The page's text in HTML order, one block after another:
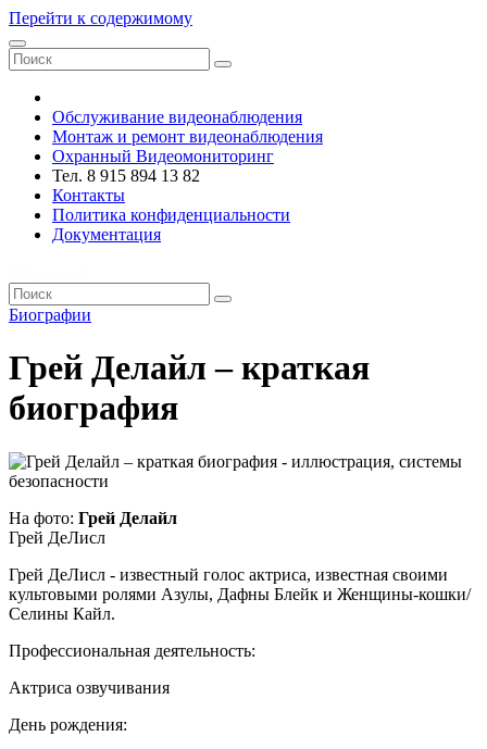
Перейти к содержимому
Обслуживание видеонаблюдения
Монтаж и ремонт видеонаблюдения
Охранный Видеомониторинг
Тел. 8 915 894 13 82
Контакты
Политика конфиденциальности
Документация
Биографии
Грей Делайл – краткая
биография
На фото: Грей Делайл
Грей ДеЛисл
Грей ДеЛисл - известный голос актриса, известная своими
культовыми ролями Азулы, Дафны Блейк и Женщины-кошки/
Селины Кайл.
Профессиональная деятельность:
Актриса озвучивания
День рождения: